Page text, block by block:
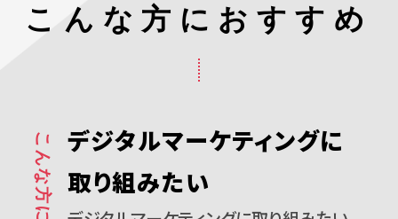
こんな方におすすめ
デジタルマーケティングに
取り組みたい